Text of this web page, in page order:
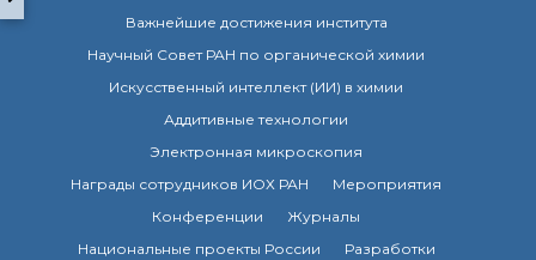
Аспирантура
Защита диссертаций
Набор студентов
о типовых нарушениях
Новости института
Важнейшие достижения института
Научный Совет РАН по органической химии
Искусственный интеллект (ИИ) в химии
Аддитивные технологии
Электронная микроскопия
Награды сотрудников ИОХ РАН
Мероприятия
Конференции
Журналы
Национальные проекты России
Разработки